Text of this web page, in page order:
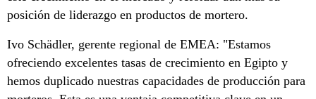
posición de liderazgo en productos de mortero.
Ivo Schädler, gerente regional de EMEA: "Estamos
ofreciendo excelentes tasas de crecimiento en Egipto y
hemos duplicado nuestras capacidades de producción para